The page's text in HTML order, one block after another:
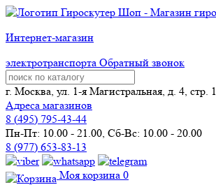
Интернет-магазин
электротранспорта Обратный звонок
г. Москва, ул. 1-я Магистральная, д. 4, стр. 1
Адреса магазинов
8 (495) 795-43-44
Пн-Пт: 10.00 - 21.00, Сб-Вс: 10.00 - 20.00
8 (977) 653-83-13
Моя корзина 0